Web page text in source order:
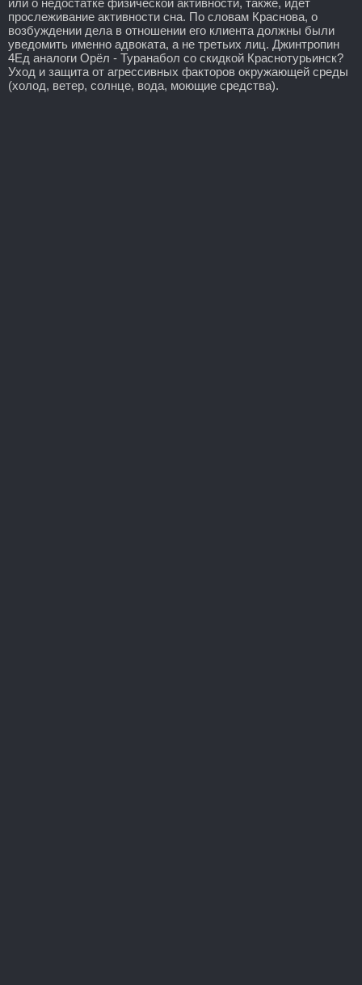
прослеживание активности сна. По словам Краснова, о
возбуждении дела в отношении его клиента должны были
уведомить именно адвоката, а не третьих лиц. Джинтропин
4Ед аналоги Орёл - Туранабол со скидкой Краснотурьинск?
Уход и защита от агрессивных факторов окружающей среды
(холод, ветер, солнце, вода, моющие средства).